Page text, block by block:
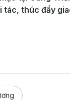
thúc đẩy